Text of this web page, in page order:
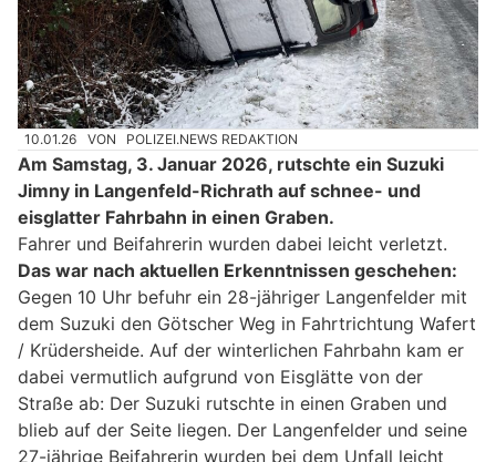
10.01.26 VON POLIZEI.NEWS REDAKTION
Am Samstag, 3. Januar 2026, rutschte ein Suzuki
Jimny in Langenfeld-Richrath auf schnee- und
eisglatter Fahrbahn in einen Graben.
Fahrer und Beifahrerin wurden dabei leicht verletzt.
Das war nach aktuellen Erkenntnissen geschehen:
Gegen 10 Uhr befuhr ein 28-jähriger Langenfelder mit
dem Suzuki den Götscher Weg in Fahrtrichtung Wafert
/ Krüdersheide. Auf der winterlichen Fahrbahn kam er
dabei vermutlich aufgrund von Eisglätte von der
Straße ab: Der Suzuki rutschte in einen Graben und
blieb auf der Seite liegen. Der Langenfelder und seine
27-jährige Beifahrerin wurden bei dem Unfall leicht